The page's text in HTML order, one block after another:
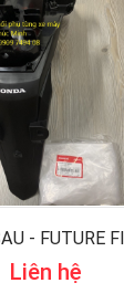
- FUTURE
Liên hệ